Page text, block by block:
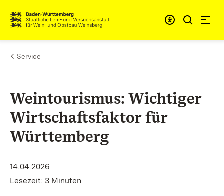
Zum Inhalt springen
Link zur Startseite
Service
Weintourismus: Wichtiger
Wirtschaftsfaktor für
Württemberg
14.04.2026
Lesezeit: 3 Minuten